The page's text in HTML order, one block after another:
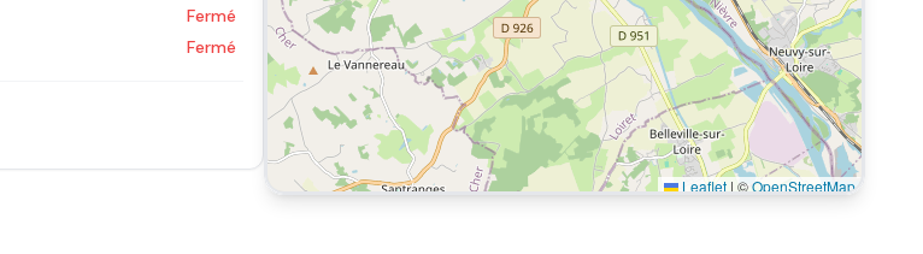
Fermé
Fermé
Leaflet | ©OpenStreetMap